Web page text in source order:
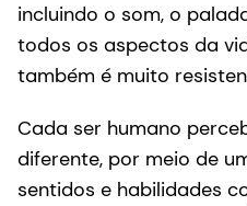
incluindo o som, o
todos os aspectos da
também é muito
Cada ser humano
diferente, por meio de
sentidos e habilidades